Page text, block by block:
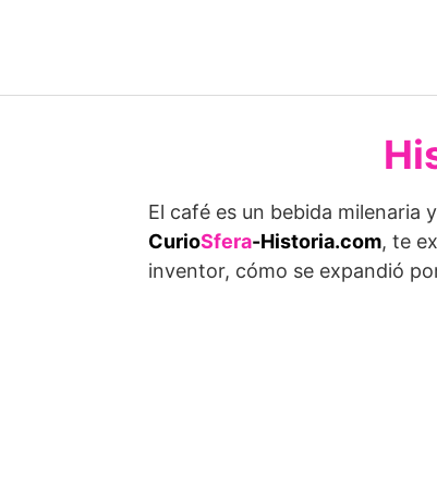
El café es un bebida milenaria
CurioSfera-Historia.com, te
inventor, cómo se expandió